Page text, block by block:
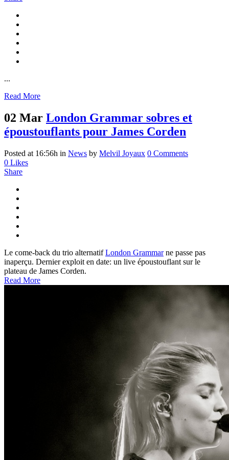
...
Read More
02 Mar London Grammar sobres et
époustouflants pour James Corden
Posted at 16:56h in News by Melvil Joyaux 0 Comments
0 Likes
Share
Le come-back du trio alternatifLondon Grammarne passe pas
inaperçu. Dernier exploit en date: un live époustouflant sur le
plateau de James Corden.
Read More